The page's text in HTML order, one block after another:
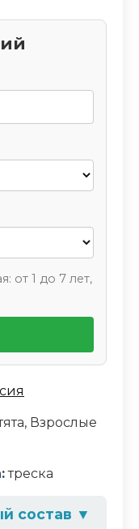
от 1 до 7 лет,
Взрослые
треска
состав ▼